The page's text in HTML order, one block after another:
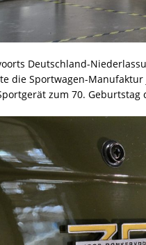
Deutschland-
die Sportwagen-Manufaktur
zum 70. Geburtstag